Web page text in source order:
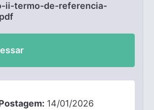
ii-termo-de-referencia-
14/01/2026